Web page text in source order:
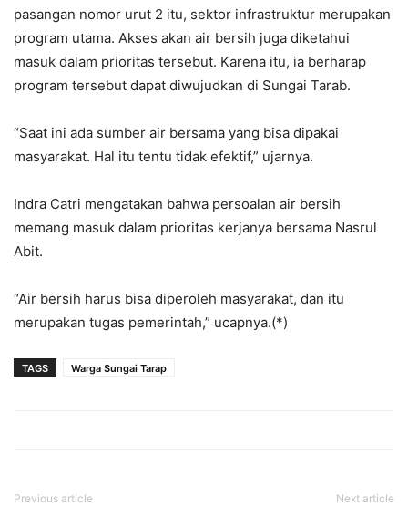
pasangan nomor urut 2 itu, sektor infrastruktur merupakan
program utama. Akses akan air bersih juga diketahui
masuk dalam prioritas tersebut. Karena itu, ia berharap
program tersebut dapat diwujudkan di Sungai Tarab.
“Saat ini ada sumber air bersama yang bisa dipakai
masyarakat. Hal itu tentu tidak efektif,” ujarnya.
Indra Catri mengatakan bahwa persoalan air bersih
memang masuk dalam prioritas kerjanya bersama Nasrul
Abit.
“Air bersih harus bisa diperoleh masyarakat, dan itu
merupakan tugas pemerintah,” ucapnya.(*)
TAGS Warga Sungai Tarap
Previous article Next article